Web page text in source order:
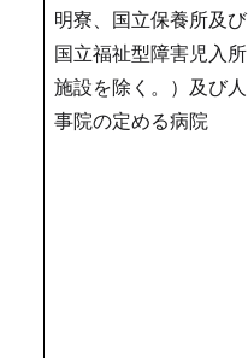
明寮、国立保養所及び
国立福祉型障害児入所
施設を除く。）及び人
事院の定める病院